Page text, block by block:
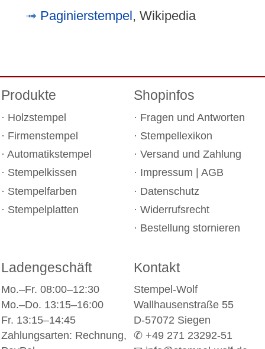
Paginierstempel, Wikipedia
Produkte
Holzstempel
Firmenstempel
Automatikstempel
Stempelkissen
Stempelfarben
Stempelplatten
Shopinfos
Fragen und Antworten
Stempellexikon
Versand und Zahlung
Impressum
AGB
Datenschutz
Widerrufsrecht
Bestellung stornieren
Ladengeschäft
Mo.–Fr. 08:00–12:30
Mo.–Do. 13:15–16:00
Fr. 13:15–14:45
Zahlungsarten: Rechnung,
Kontakt
Stempel-Wolf
Wallhausenstraße 55
D-57072 Siegen
✆ +49 271 23292-51